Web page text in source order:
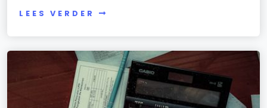
LEES VERDER